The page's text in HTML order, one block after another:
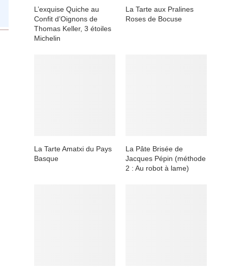
L’exquise Quiche au
Confit d’Oignons de
Thomas Keller, 3 étoiles
Michelin
La Tarte aux Pralines
Roses de Bocuse
La Tarte Amatxi du Pays
Basque
La Pâte Brisée de
Jacques Pépin (méthode
2 : Au robot à lame)